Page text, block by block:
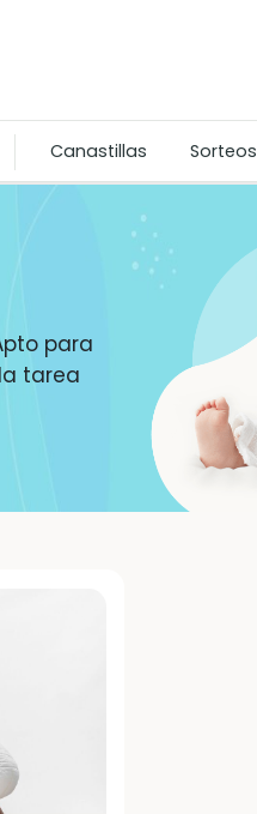
Canastillas Sorteos
para
tarea